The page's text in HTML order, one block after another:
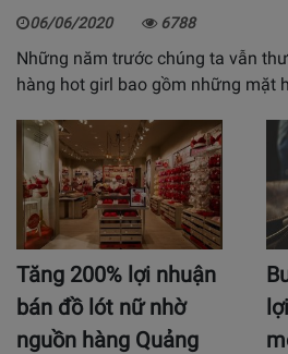
06/06/2020 6788
Những năm trước chúng ta vẫn
hàng hot girl bao gồm những mặt
Tăng 200% lợi nhuận
bán đồ lót nữ nhờ
nguồn hàng Quảng